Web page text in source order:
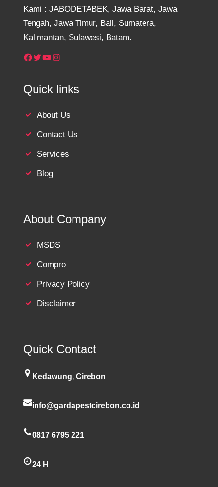
Kami : JABODETABEK, Jawa Barat, Jawa
Tengah, Jawa Timur, Bali, Sumatera,
Kalimantan, Sulawesi, Batam.
Facebook Twitter YouTube Instagram
Quick links
About Us
Contact Us
Services
Blog
About Company
MSDS
Compro
Privacy Policy
Disclaimer
Quick Contact
Kedawung, Cirebon
info@gardapestcirebon.co.id
0817 6795 221
24 H